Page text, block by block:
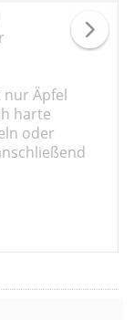
nur Äpfel
harte
oder